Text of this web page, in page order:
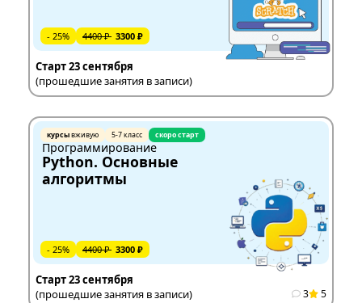
- 25% 4400 ₽ 3300 ₽
Старт 23 сентября
(прошедшие занятия в записи)
курсывживую 5-7 класс скоро старт
Программирование
Python. Основные
алгоритмы
- 25% 4400 ₽ 3300 ₽
Старт 23 сентября
(прошедшие занятия в записи)
3 5